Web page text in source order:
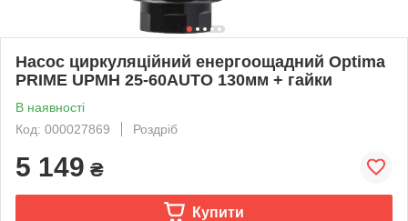
Насос циркуляційний енергоощадний Optima
PRIME UPMH 25-60AUTO 130мм + гайки
В наявності
Код: 000027869
Роздріб
5 149 ₴
Купити